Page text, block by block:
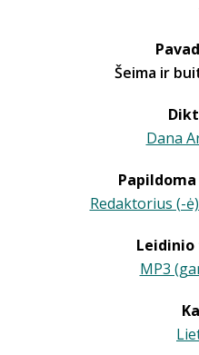
Šeima ir
Dana
Redaktorius (-
MP3